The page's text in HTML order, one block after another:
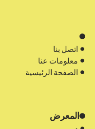
اتصل بنا
معلومات عنا
الصفحة الرئيسية
المعرض